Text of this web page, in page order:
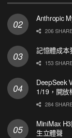
Anthropic
206
記憶體成本
153
DeepSeek
1/19，開放
284
MiniMax
生立體聲